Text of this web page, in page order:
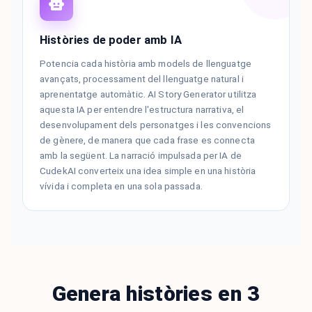
Històries de poder amb IA
Potencia cada història amb models de llenguatge
avançats, processament del llenguatge natural i
aprenentatge automàtic. AI Story Generator utilitza
aquesta IA per entendre l'estructura narrativa, el
desenvolupament dels personatges i les convencions
de gènere, de manera que cada frase es connecta
amb la següent. La narració impulsada per IA de
CudekAI converteix una idea simple en una història
vívida i completa en una sola passada.
Genera històries en 3